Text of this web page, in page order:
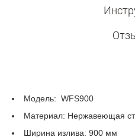
Модель: WFS900
Материал: Нержавеющая
Ширина излива: 900 мм